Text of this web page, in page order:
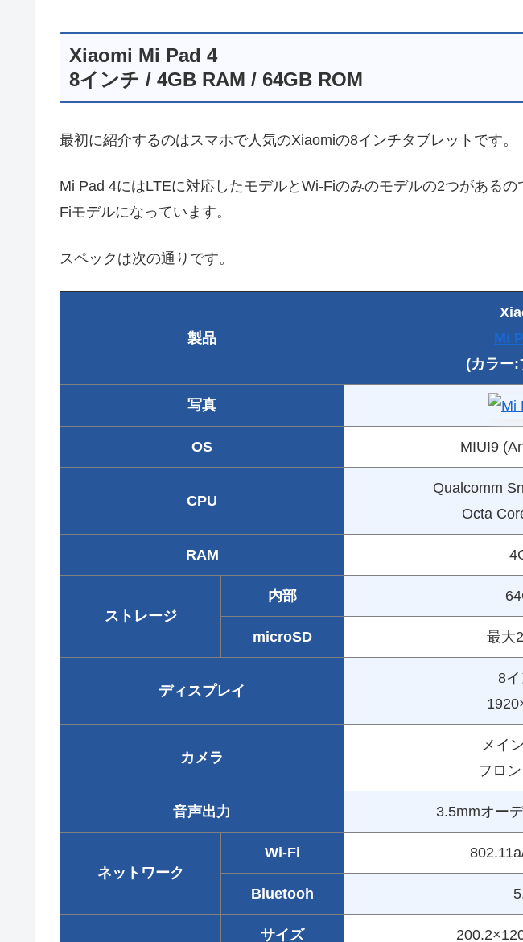
Xiaomi Mi Pad 4
8インチ / 4GB RAM / 64GB ROM
最初に紹介するのはスマホで人気のXiaomiの8インチタブレットです。
Mi Pad 4にはLTEに対応したモデルとWi-Fiのみのモデルの2つがある
Fiモデルになっています。
スペックは次の通りです。
製品
Mi
(カラー:
写真
OS MIUI9
CPU
Qualcomm
Octa
RAM
ストレージ
内部
microSD 最大
ディスプレイ
8
カメラ
メイ
フロ
音声出力 3.5mmオー
ネットワーク
Wi-Fi
Bluetooh
サイズ